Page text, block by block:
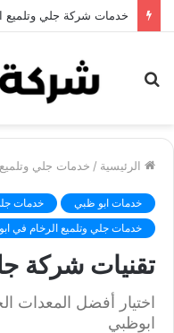
خدمات شركة مكافحة
الرئيسية / خدمات جلي
خدمات ابو ظبي
خدمات
خدمات جلي وتلميع الرخام في
تقنيات شركة
اختيار أفضل المعدات
ابوظبي